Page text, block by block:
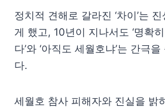
정치적 견해로 갈라진 ‘차이’는
게 했고, 10년이 지나서도 ‘명확
다’와 ‘아직도 세월호냐’는 간극
다.
세월호 참사 피해자와 진실을 밝